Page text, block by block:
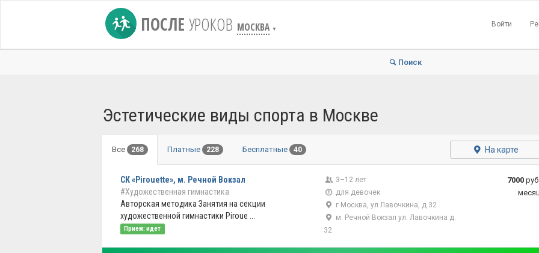
ПОСЛЕ УРОКОВ МОСКВА ▼
Войти
Поиск
Эстетические виды спорта в Москве
Все 268 Платные 228 Бесплатные 40 На карте
СК «Pirouette», м. Речной Вокзал
#Художественная гимнастика
Авторская методика Занятия на секции
художественной гимнастики Piroue ...
Прием: идет
3–12 лет
для девочек
г Москва, ул Лавочкина, д 32
м. Речной Вокзал ул. Лавочкина д.
32
7000